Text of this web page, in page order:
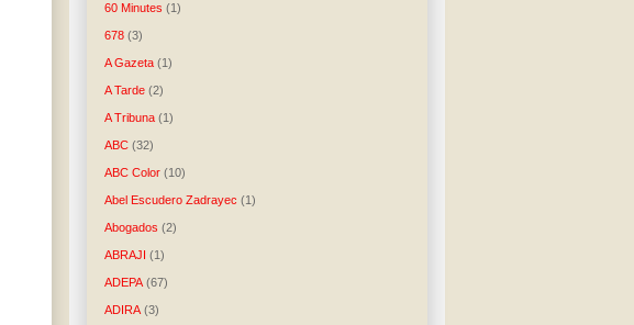
60 Minutes (1)
678 (3)
A Gazeta (1)
A Tarde (2)
A Tribuna (1)
ABC (32)
ABC Color (10)
Abel Escudero Zadrayec (1)
Abogados (2)
ABRAJI (1)
ADEPA (67)
ADIRA (3)